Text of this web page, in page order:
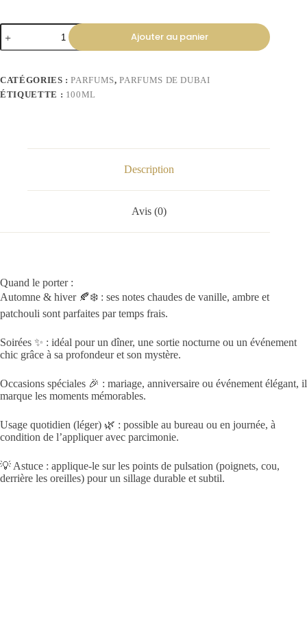
Ajouter au panier
CATÉGORIES :PARFUMS,PARFUMS DE DUBAI
ÉTIQUETTE : 100ML
Description
Avis (0)
Quand le porter :
Automne & hiver 🍂❄️ : ses notes chaudes de vanille, ambre et
patchouli sont parfaites par temps frais.
Soirées ✨ : idéal pour un dîner, une sortie nocturne ou un événement
chic grâce à sa profondeur et son mystère.
Occasions spéciales 🎉 : mariage, anniversaire ou événement élégant, il
marque les moments mémorables.
Usage quotidien (léger) 🌿 : possible au bureau ou en journée, à
condition de l’appliquer avec parcimonie.
💡 Astuce : applique-le sur les points de pulsation (poignets, cou,
derrière les oreilles) pour un sillage durable et subtil.